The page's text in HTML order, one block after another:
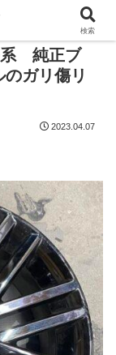
系 純正ブ
ガリ傷リ
2023.04.07
検索